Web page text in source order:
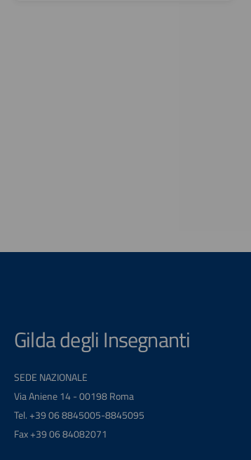
Gilda degli Insegnanti
SEDE NAZIONALE
Via Aniene 14 - 00198 Roma
Tel. +39 06 8845005-8845095
Fax +39 06 84082071